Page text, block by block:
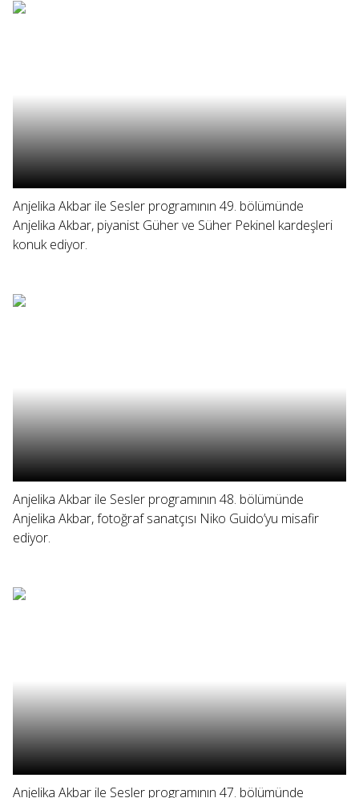
Anjelika Akbar ile Sesler programının 49. bölümünde
Anjelika Akbar, piyanist Güher ve Süher Pekinel kardeşleri
konuk ediyor.
Anjelika Akbar ile Sesler programının 48. bölümünde
Anjelika Akbar, fotoğraf sanatçısı Niko Guido’yu misafir
ediyor.
Anjelika Akbar ile Sesler programının 47. bölümünde